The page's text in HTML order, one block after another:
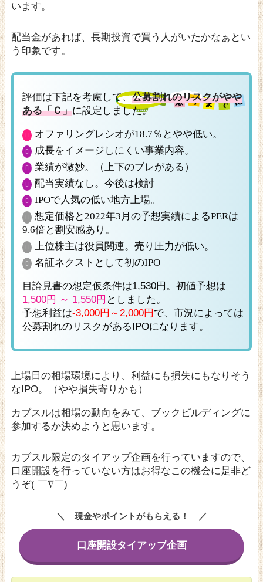
います。
配当金があれば、長期投資で買う人がいたかなぁとい
う印象です。
評価は下記を考慮して、公募割れのリスクがやや
ある「Ｃ」に設定しました。
オファリングレシオが18.7％とやや低い。
成長をイメージしにくい事業内容。
業績が微妙。（上下のブレがある）
配当実績なし。今後は検討
IPOで人気の低い地方上場。
想定価格と2022年3月の予想実績によるPERは
9.6倍と割安感あり。
上位株主は役員関連。売り圧力が低い。
名証ネクストとして初のIPO
目論見書の想定仮条件は1,530円。初値予想は
1,500円 ～ 1,550円 としました。
予想利益は-3,000円～2,000円 で、市況によっては
公募割れのリスクがあるIPOになります。
上場日の相場環境により、利益にも損失にもなりそう
なIPO。（やや損失寄りかも）
カブスルは相場の動向をみて、ブックビルディングに
参加するか決めようと思います。
カブスル限定のタイアップ企画を行っていますので、
口座開設を行っていない方はお得なこの機会に是非ど
うぞ( ￣∇￣)
口座開設タイアップ企画
現金やポイントがもらえる！